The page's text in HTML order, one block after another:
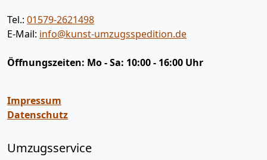
Tel.: 01579-2621498
E-Mail: info@kunst-umzugsspedition.de
Öffnungszeiten: Mo - Sa: 10:00 - 16:00 Uhr
Impressum
Datenschutz
Umzugsservice